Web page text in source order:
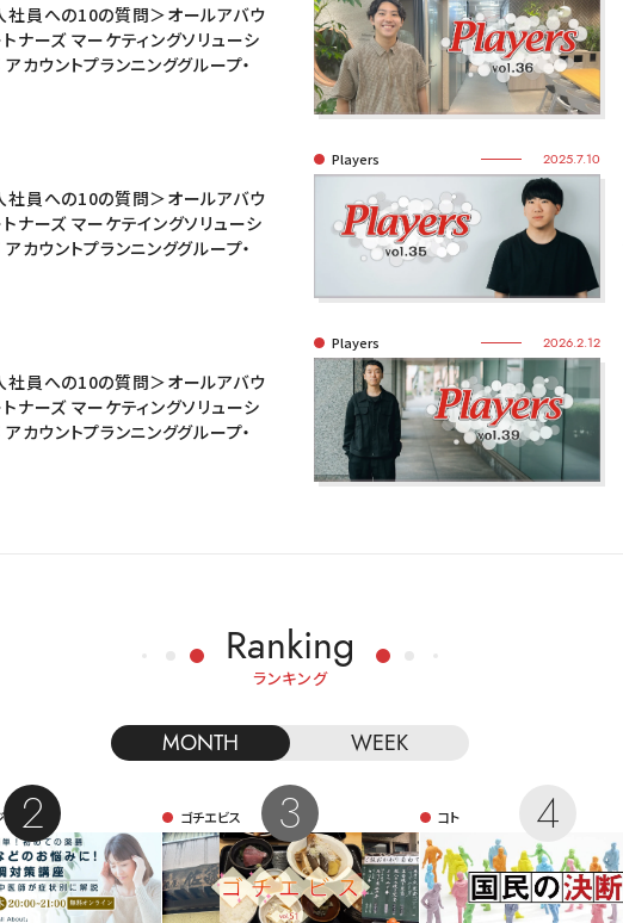
社員への10の質問＞オールアバウ
トナーズ マーケティングソリューシ
アカウントプランニンググループ・
社員への10の質問＞オールアバウ
トナーズ マーケテイングソリューシ
アカウントプランニンググループ・
社員への10の質問＞オールアバウ
トナーズ マーケティングソリューシ
アカウントプランニンググループ・
Players 2025.7.10
Players 2026.2.12
Ranking
ランキング
MONTH WEEK
ゴチエビス コト